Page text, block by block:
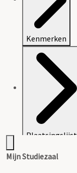
Kenmerken
Plaatsingslijst
Mijn Studiezaal